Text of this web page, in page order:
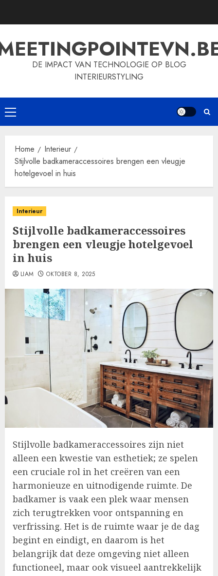
DE IMPACT VAN TECHNOLOGIE OP BLOG
INTERIEURSTYLING
Primary
Menu
Home
Interieur
Stijlvolle badkameraccessoires brengen een vleugje
hotelgevoel in huis
Interieur
Stijlvolle badkameraccessoires
brengen een vleugje hotelgevoel
in huis
LIAM OKTOBER 8, 2025
Stijlvolle badkameraccessoires zijn niet
alleen een kwestie van esthetiek; ze spelen
een cruciale rol in het creëren van een
harmonieuze en uitnodigende ruimte. De
badkamer is vaak een plek waar mensen
zich terugtrekken voor ontspanning en
verfrissing. Het is de ruimte waar je de dag
begint en eindigt, en daarom is het
belangrijk dat deze omgeving niet alleen
functioneel, maar ook visueel aantrekkelijk